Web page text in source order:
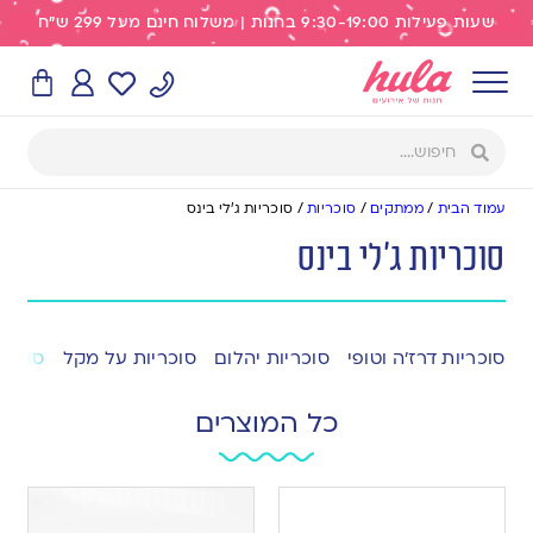
שעות פעילות 9:30-19:00 בחנות | משלוח חינם מעל 299 ש"ח
עמוד הבית /ממתקים / סוכריות/ סוכריות ג'לי בינס
סוכריות ג'לי בינס
סוכריות דרז’ה וטופי סוכריות יהלום סוכריות על מקל
כל המוצרים